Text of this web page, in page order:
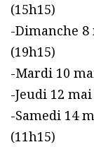
(15h15)
-Dimanche 8
(19h15)
-Mardi 10
-Jeudi 12
-Samedi 14
(11h15)